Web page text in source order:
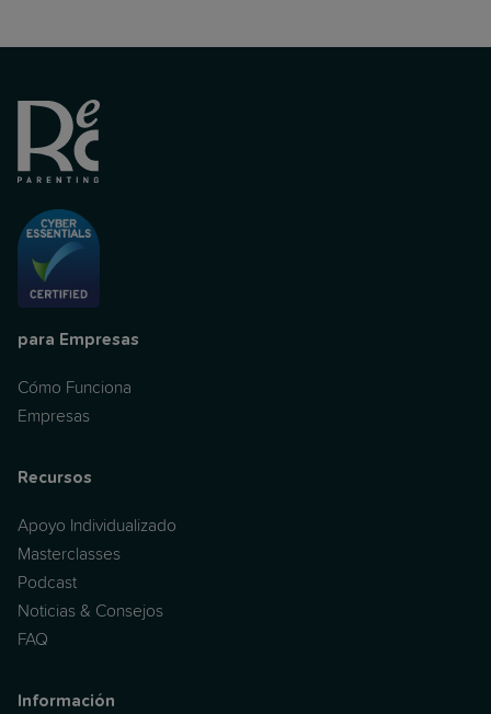
para Empresas
Cómo Funciona
Empresas
Recursos
Apoyo Individualizado
Masterclasses
Podcast
Noticias & Consejos
FAQ
Información